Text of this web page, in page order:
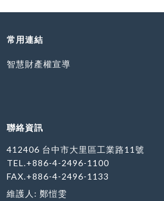
常用連結
智慧財產權宣導
聯絡資訊
412406 台中市大里區工業路11號
TEL.+886-4-2496-1100
FAX.+886-4-2496-1133
維護人: 鄭愷雯